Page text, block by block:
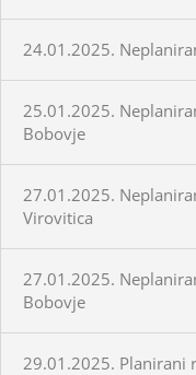
24.01.2025.
25.01.2025.
Bobovje
27.01.2025.
Virovitica
27.01.2025.
Bobovje
29.01.2025. Planirani